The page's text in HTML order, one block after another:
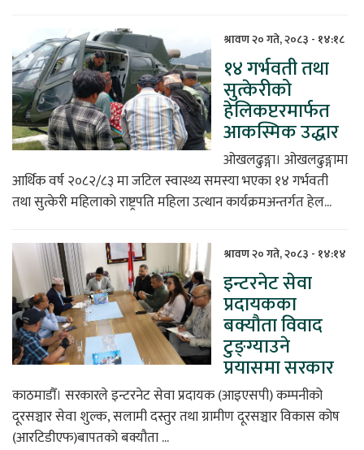
श्रावण २० गते, २०८३ - १४:१८
१४ गर्भवती तथा
सुत्केरीको
हेलिकप्टरमार्फत
आकस्मिक उद्धार
ओखलढुङ्गा। ओखलढुङ्गामा
आर्थिक वर्ष २०८२/८३ मा जटिल स्वास्थ्य समस्या भएका १४ गर्भवती
तथा सुत्केरी महिलाको राष्ट्रपति महिला उत्थान कार्यक्रमअन्तर्गत हेल...
श्रावण २० गते, २०८३ - १४:१४
इन्टरनेट सेवा
प्रदायकका
बक्यौता विवाद
टुङ्ग्याउने
प्रयासमा सरकार
काठमाडौँ। सरकारले इन्टरनेट सेवा प्रदायक (आइएसपी) कम्पनीको
दूरसञ्चार सेवा शुल्क, सलामी दस्तुर तथा ग्रामीण दूरसञ्चार विकास कोष
(आरटिडीएफ)बापतको बक्यौता ...